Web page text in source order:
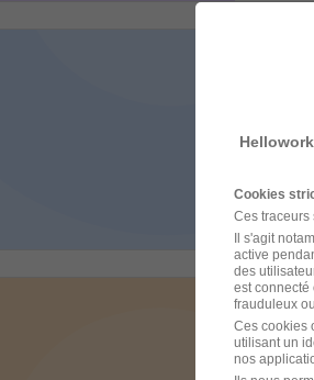
il y a
Cookies
Ces traceurs
Il s'agit
active
des
est connecté
frauduleux
Ces cookies
utilisant un
nos